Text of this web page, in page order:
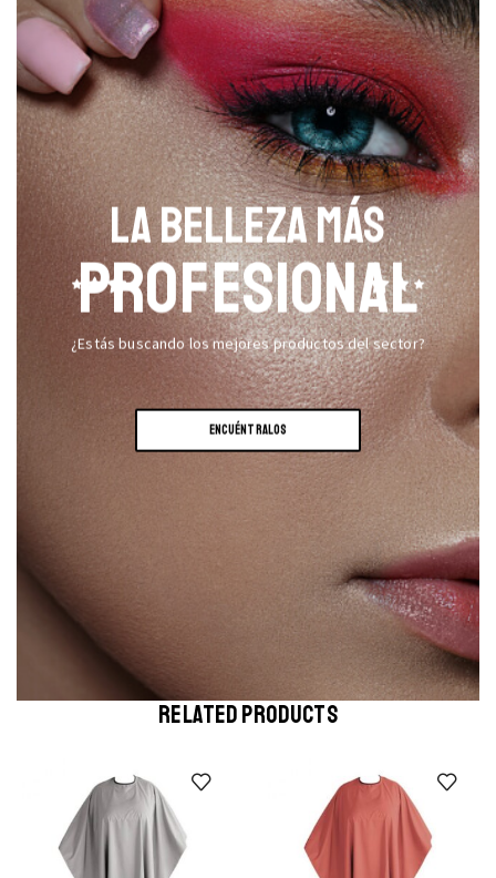
LA BELLEZA MÁS
PROFESIONAL
¿Estás buscando los mejores productos del sector?
ENCUÉNTRALOS
RELATED PRODUCTS